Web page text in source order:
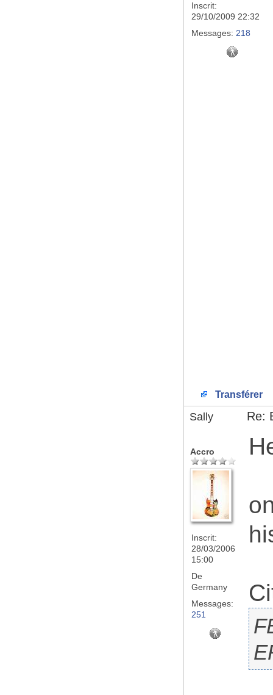
Inscrit:
29/10/2009 22:32
Messages: 218
Transférer
Sally Re:
Accro
Inscrit:
28/03/2006
15:00
De
Germany
Messages:
251